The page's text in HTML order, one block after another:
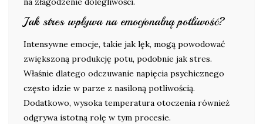
Jak stres wpływa na emocjonalną potliwość?
Intensywne emocje, takie jak lęk, mogą powodować
zwiększoną produkcję potu, podobnie jak stres.
Właśnie dlatego odczuwanie napięcia psychicznego
często idzie w parze z nasiloną potliwością.
Dodatkowo, wysoka temperatura otoczenia również
odgrywa istotną rolę w tym procesie.